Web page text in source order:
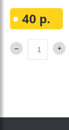
40 р.